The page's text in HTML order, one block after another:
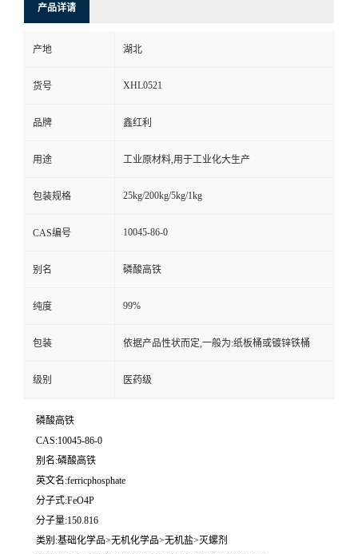
产品详请
产地 湖北
货号 XHL0521
品牌 鑫红利
用途 工业原材料,用于工业化大生产
包装规格 25kg/200kg/5kg/1kg
CAS编号 10045-86-0
别名 磷酸高铁
纯度 99%
包装 依据产品性状而定,一般为:纸板桶或镀锌铁桶
级别 医药级
磷酸高铁
CAS:10045-86-0
别名:磷酸高铁
英文名:ferricphosphate
分子式:FeO4P
分子量:150.816
类别:基础化学品>无机化学品>无机盐>灭螺剂